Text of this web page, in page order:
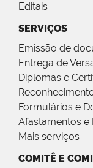
Editais
SERVIÇOS
Emissão de
Entrega de
Diplomas e
Formulários e
Afastamentos e
Mais serviços
COMITÊ E